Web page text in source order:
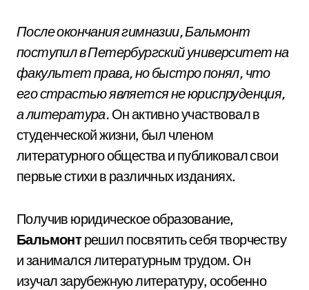
После окончания гимназии, Бальмонт
поступил в Петербургский университет на
факультет права, но быстро понял, что
его страстью является не юриспруденция,
а литература. Он активно участвовал в
студенческой жизни, был членом
литературного общества и публиковал свои
первые стихи в различных изданиях.
Получив юридическое образование,
Бальмонтрешил посвятить себя творчеству
и занимался литературным трудом. Он
изучал зарубежную литературу, особенно